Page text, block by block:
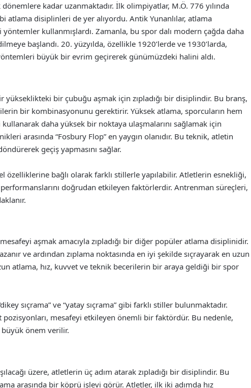
kadar uzanmaktadır. İlk olimpiyatlar, M.Ö. 776 yılında
atlama disiplinleri de yer alıyordu. Antik Yunanlılar, atlama
kullanmışlardı. Zamanla, bu spor dalı modern çağda daha
başlandı. 20. yüzyılda, özellikle 1920’lerde ve 1930’larda,
büyük bir evrim geçirerek günümüzdeki halini aldı.
bir çubuğu aşmak için zıpladığı bir disiplindir. Bu branş,
bir kombinasyonunu gerektirir. Yüksek atlama, sporcuların hem
kullanarak daha yüksek bir noktaya ulaşmalarını sağlamak için
arasında “Fosbury Flop” en yaygın olanıdır. Bu teknik, atletin
geçiş yapmasını sağlar.
özelliklerine bağlı olarak farklı stillerle yapılabilir. Atletlerin esnekliği,
doğrudan etkileyen faktörlerdir. Antrenman süreçleri,
aşmak amacıyla zıpladığı bir diğer popüler atlama disiplinidir.
ve ardından zıplama noktasında en iyi şekilde sıçrayarak en uzun
atlama, hız, kuvvet ve teknik becerilerin bir araya geldiği bir spor
sıçrama” ve “yatay sıçrama” gibi farklı stiller bulunmaktadır.
pozisyonları, mesafeyi etkileyen önemli bir faktördür. Bu nedenle,
önem verilir.
üzere, atletlerin üç adım atarak zıpladığı bir disiplindir. Bu
arasında bir köprü işlevi görür. Atletler, ilk iki adımda hız